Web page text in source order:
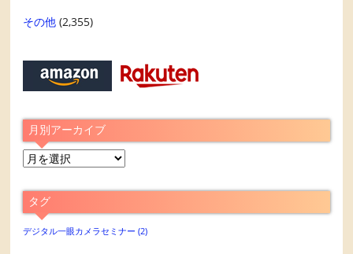
その他 (2,355)
月別アーカイブ
月
ア
ー
カ
タグ
デジタル一眼カメラセミナー (2)